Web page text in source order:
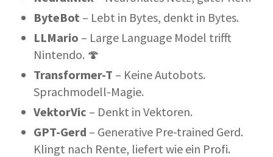
ByteBot – Lebt in Bytes, denkt in Bytes.
LLMario – Large Language Model trifft
Nintendo. 🍄
Transformer-T – Keine Autobots.
Sprachmodell-Magie.
VektorVic – Denkt in Vektoren.
GPT-Gerd – Generative Pre-trained Gerd.
Klingt nach Rente, liefert wie ein Profi.